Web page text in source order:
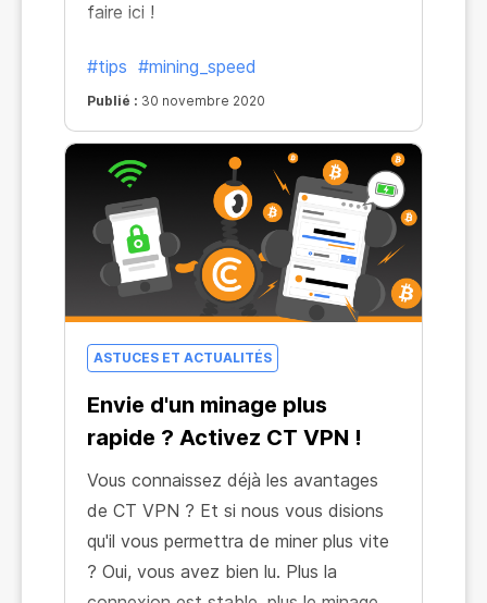
faire ici !
#tips #mining_speed
Publié : 30 novembre 2020
ASTUCES ET ACTUALITÉS
Envie d'un minage plus
rapide ? Activez CT VPN !
Vous connaissez déjà les avantages
de CT VPN ? Et si nous vous disions
qu'il vous permettra de miner plus vite
? Oui, vous avez bien lu. Plus la